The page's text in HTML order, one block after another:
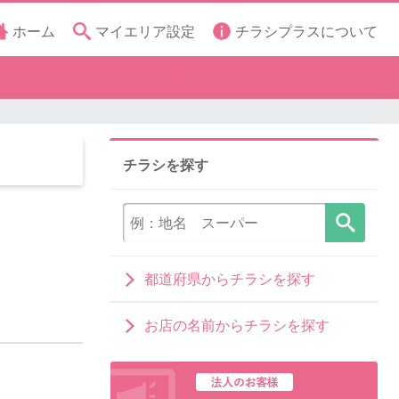
ホーム マイエリア設定 チラシプラスについて
チラシを探す
都道府県からチラシを探す
お店の名前からチラシを探す